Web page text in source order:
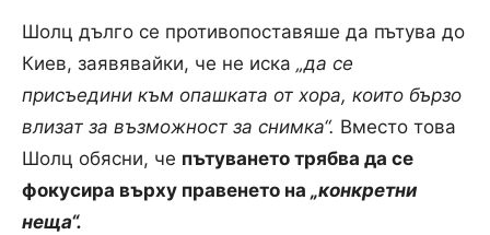
Шолц дълго се противопоставяше да пътува до
Киев, заявявайки, че не иска „да се
присъедини към опашката от хора, които бързо
влизат за възможност за снимка“. Вместо това
Шолц обясни, че пътуването трябва да се
фокусира върху правенето на „конкретни
неща“.